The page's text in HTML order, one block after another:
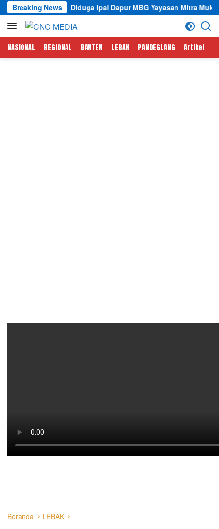
Langsung
ke
konten
Breaking News
Diduga Ipal Dapur MBG Yayasan Mitra Mukti Dermawan
NASIONAL REGIONAL BANTEN LEBAK PANDEGLANG Artikel
Beranda LEBAK